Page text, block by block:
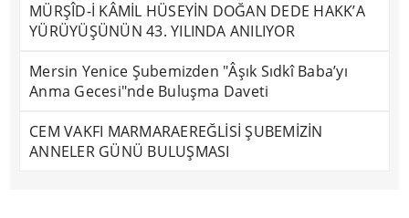
MÜRŞÎD-İ KÂMİL HÜSEYİN DOĞAN DEDE HAKK’A
YÜRÜYÜŞÜNÜN 43. YILINDA ANILIYOR
Mersin Yenice Şubemizden "Âşık Sıdkî Baba’yı
Anma Gecesi"nde Buluşma Daveti
CEM VAKFI MARMARAEREĞLİSİ ŞUBEMİZİN
ANNELER GÜNÜ BULUŞMASI